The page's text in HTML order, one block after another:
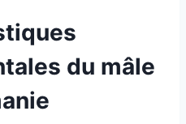
du mâle